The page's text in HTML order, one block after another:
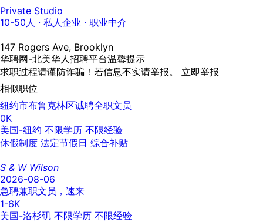
Private Studio
10-50人 · 私人企业 · 职业中介
147 Rogers Ave, Brooklyn
华聘网-北美华人招聘平台温馨提示
求职过程请谨防诈骗！若信息不实请举报。 立即举报
相似职位
纽约市布鲁克林区诚聘全职文员
0K
美国-纽约 不限学历 不限经验
休假制度 法定节假日 综合补贴
S & W Wilson
2026-08-06
急聘兼职文员，速来
1-6K
美国-洛杉矶 不限学历 不限经验